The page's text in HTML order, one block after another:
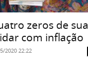
zeros de sua
com inflação
2020 22:22